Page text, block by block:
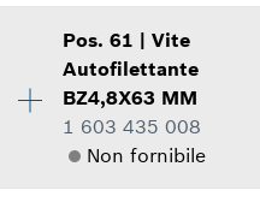
2,59 €*
Inclusa IVA
4,48 €*
Disponibilità 1
Gruppo prezzo
Informazioni parti di
Applicazione del
Mostrare
Pos.61 |Vite
Autofilettante
BZ4,8X63 MM
1 603 435 008
Non fornibile